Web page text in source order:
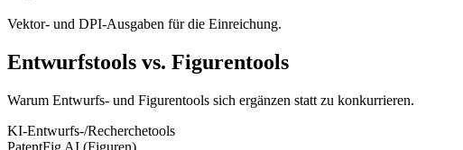
Vektor- und DPI-Ausgaben für die Einreichung.
Entwurfstools vs. Figurentools
Warum Entwurfs- und Figurentools sich ergänzen statt zu konkurrieren.
KI-Entwurfs-/Recherchetools
PatentFig AI (Figuren)